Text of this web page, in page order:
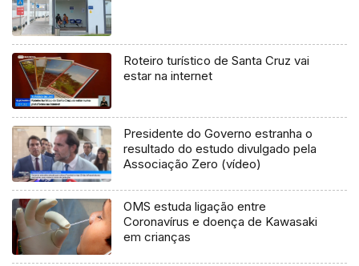
Roteiro turístico de Santa Cruz vai
estar na internet
Presidente do Governo estranha o
resultado do estudo divulgado pela
Associação Zero (vídeo)
OMS estuda ligação entre
Coronavírus e doença de Kawasaki
em crianças